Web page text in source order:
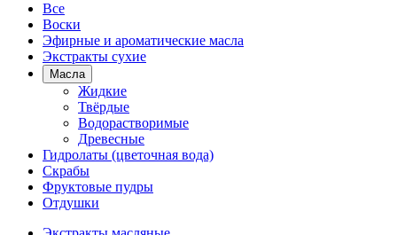
Все
Воски
Эфирные и ароматические масла
Экстракты сухие
Масла
Жидкие
Твёрдые
Водорастворимые
Древесные
Гидролаты (цветочная вода)
Скрабы
Фруктовые пудры
Отдушки